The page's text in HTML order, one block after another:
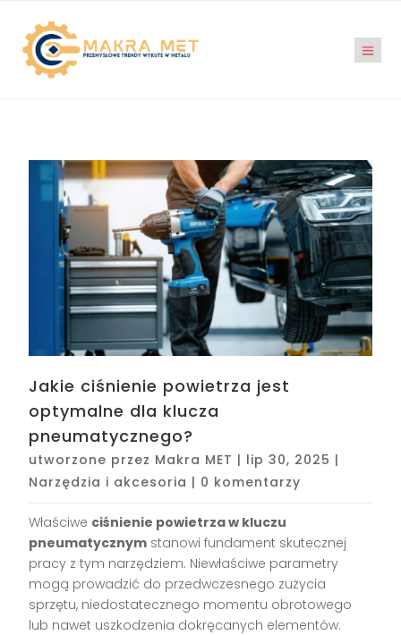
Jakie ciśnienie powietrza jest
optymalne dla klucza
pneumatycznego?
utworzone przez Makra MET | lip 30, 2025 |
Narzędzia i akcesoria | 0 komentarzy
Właściwe ciśnienie powietrza w kluczu
pneumatycznym stanowi fundament skutecznej
pracy z tym narzędziem. Niewłaściwe parametry
mogą prowadzić do przedwczesnego zużycia
sprzętu, niedostatecznego momentu obrotowego
lub nawet uszkodzenia dokręcanych elementów.